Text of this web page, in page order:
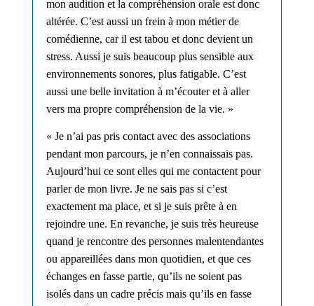
mon audition et la compréhension orale est donc
altérée. C’est aussi un frein à mon métier de
comédienne, car il est tabou et donc devient un
stress. Aussi je suis beaucoup plus sensible aux
environnements sonores, plus fatigable. C’est
aussi une belle invitation à m’écouter et à aller
vers ma propre compréhension de la vie. »
«Je n’ai pas pris contact avec des associations
pendant mon parcours, je n’en connaissais pas.
Aujourd’hui ce sont elles qui me contactent pour
parler de mon livre. Je ne sais pas si c’est
exactement ma place, et si je suis prête à en
rejoindre une. En revanche, je suis très heureuse
quand je rencontre des personnes malentendantes
ouappareillées dans mon quotidien, et que ces
échanges en fasse partie, qu’ils ne soient pas
isolés dans un cadre précis mais qu’ils en fasse